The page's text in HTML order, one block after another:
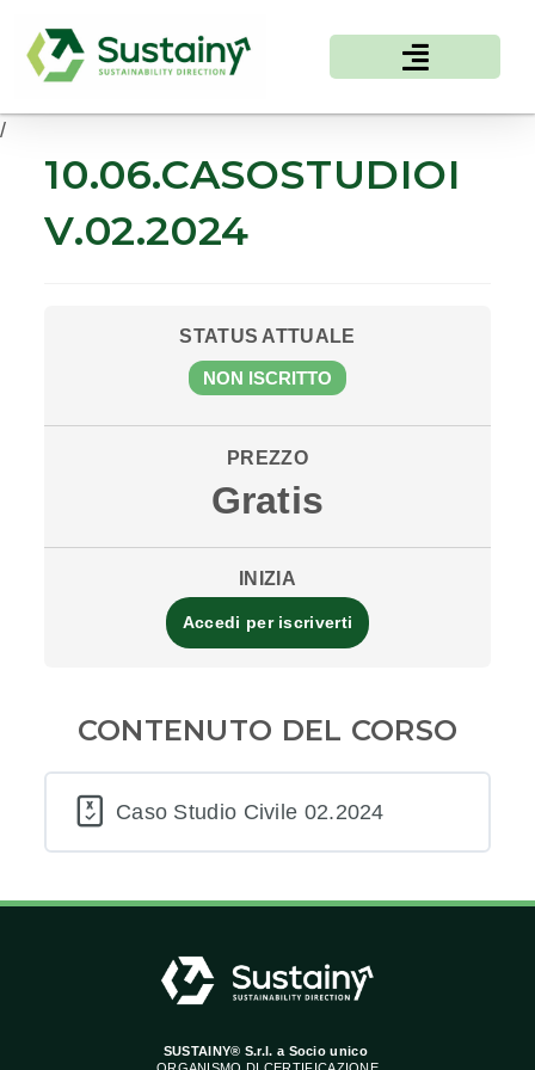
/
10.06.CASOSTUDIOI
V.02.2024
STATUS ATTUALE
NON ISCRITTO
PREZZO
Gratis
INIZIA
Accedi per iscriverti
CONTENUTO DEL CORSO
Caso Studio Civile 02.2024
SUSTAINY® S.r.l. a Socio unico